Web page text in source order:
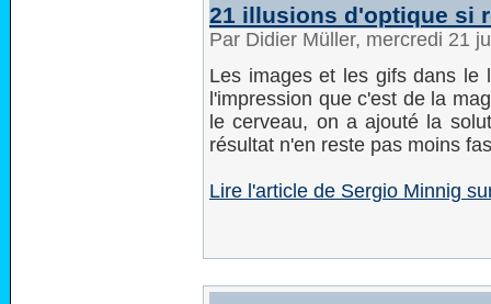
21 illusions d'optique si
Par Didier Müller, mercredi 21
Les images et les gifs dans le
l'impression que c'est de la
le cerveau, on a ajouté la
résultat n'en reste pas moins
Lire l'article de Sergio Minnig